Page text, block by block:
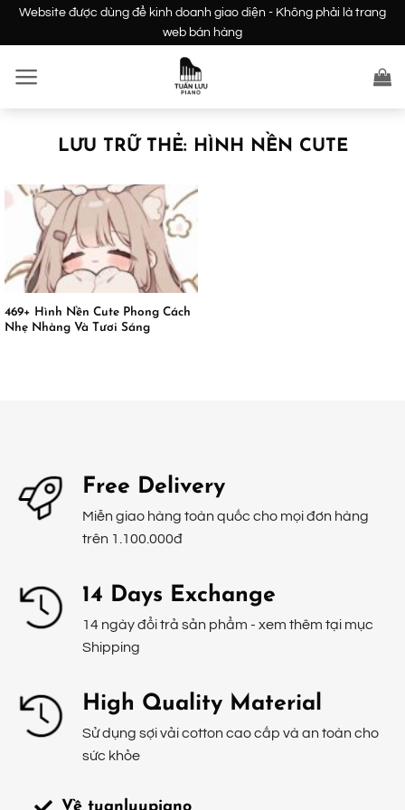
dung
Website được dùng để kinh doanh giao diện - Không phải là trang
web bán hàng
LƯU TRỮ THẺ: HÌNH NỀN CUTE
469+ Hình Nền Cute Phong Cách
Nhẹ Nhàng Và Tươi Sáng
Free Delivery
Miễn giao hàng toàn quốc cho mọi đơn hàng
trên 1.100.000đ
14 Days Exchange
14 ngày đổi trả sản phẩm - xem thêm tại mục
Shipping
High Quality Material
Sử dụng sợi vải cotton cao cấp và an toàn cho
sức khỏe